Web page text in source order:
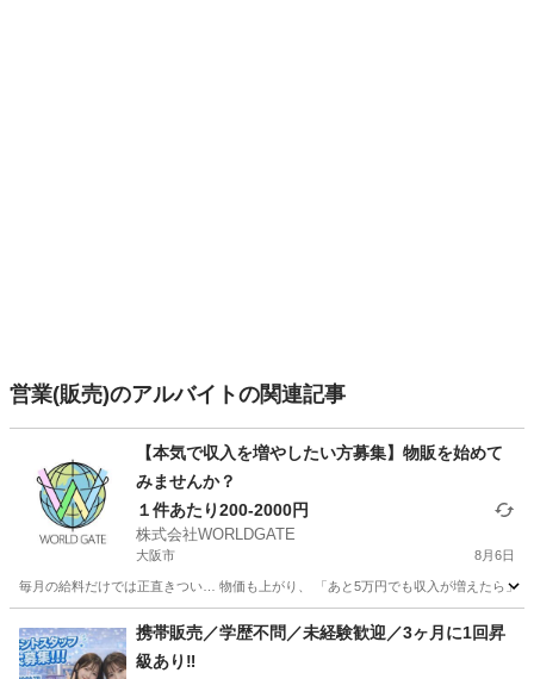
営業(販売)のアルバイトの関連記事
【本気で収入を増やしたい方募集】物販を始めて
みませんか？
１件あたり200-2000円
株式会社WORLDGATE
大阪市 8月6日
毎月の給料だけでは正直きつい… 物価も上がり、 「あと5万円でも収入が増えたら」
アパレル ネット
携帯販売／学歴不問／未経験歓迎／3ヶ月に1回昇
級あり‼️